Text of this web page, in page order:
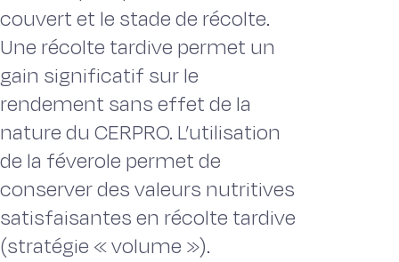
couvert et le stade de récolte.
Une récolte tardive permet un
gain significatif sur le
rendement sans effet de la
nature du CERPRO. L’utilisation
de la féverole permet de
conserver des valeurs nutritives
satisfaisantes en récolte tardive
(stratégie « volume »).